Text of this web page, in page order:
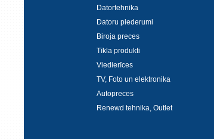
Datortehnika
Datoru piederumi
Biroja preces
Tīkla produkti
Viedierīces
TV, Foto un elektronika
Autopreces
Renewd tehnika, Outlet